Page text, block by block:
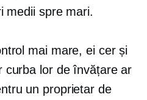
medii spre mari.
mai mare, ei cer și
curba lor de învățare ar
un proprietar de